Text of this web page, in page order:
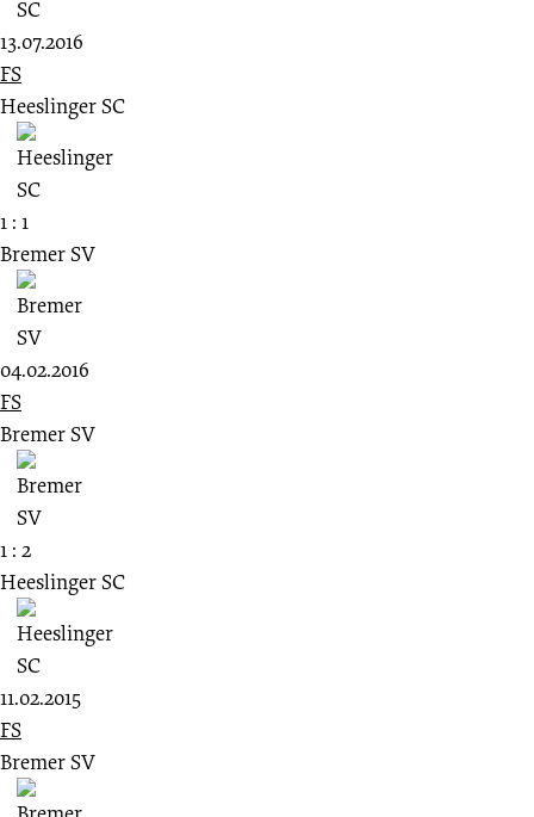
13.07.2016
FS
Heeslinger SC
1 : 1
Bremer SV
04.02.2016
FS
Bremer SV
1 : 2
Heeslinger SC
11.02.2015
FS
Bremer SV